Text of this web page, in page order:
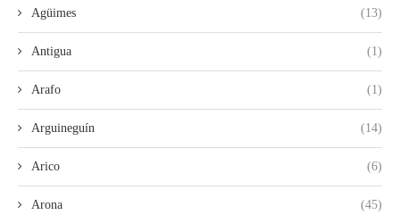
Agüimes (13)
Antigua (1)
Arafo (1)
Arguineguín (14)
Arico (6)
Arona (45)